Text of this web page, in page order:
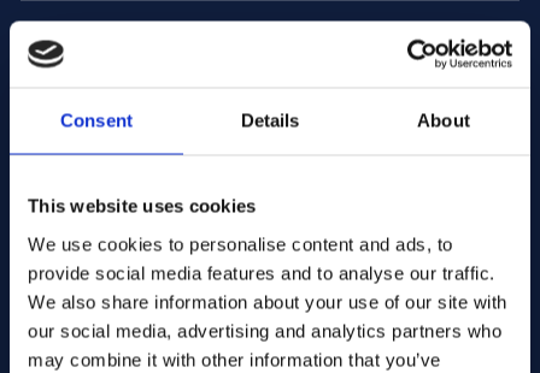
Consent Details About
This website uses cookies
We use cookies to personalise content and ads, to
provide social media features and to analyse our traffic.
We also share information about your use of our site with
our social media, advertising and analytics partners who
may combine it with other information that you’ve
Ditt meddelande